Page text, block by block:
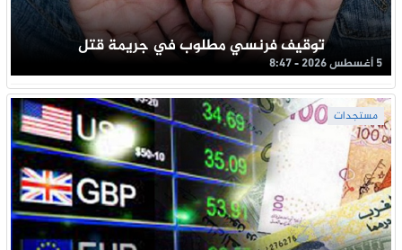
توقيف فرنسي مطلوب في جريمة قتل
5 أغسطس 2026 - 8:47
مستجدات